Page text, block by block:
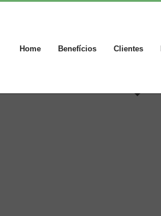
Home Benefícios Clientes